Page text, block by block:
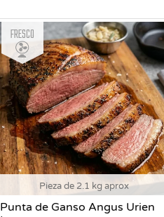
Pieza de 2.1 kg aprox
Punta de Ganso Angus Urien
Fresco